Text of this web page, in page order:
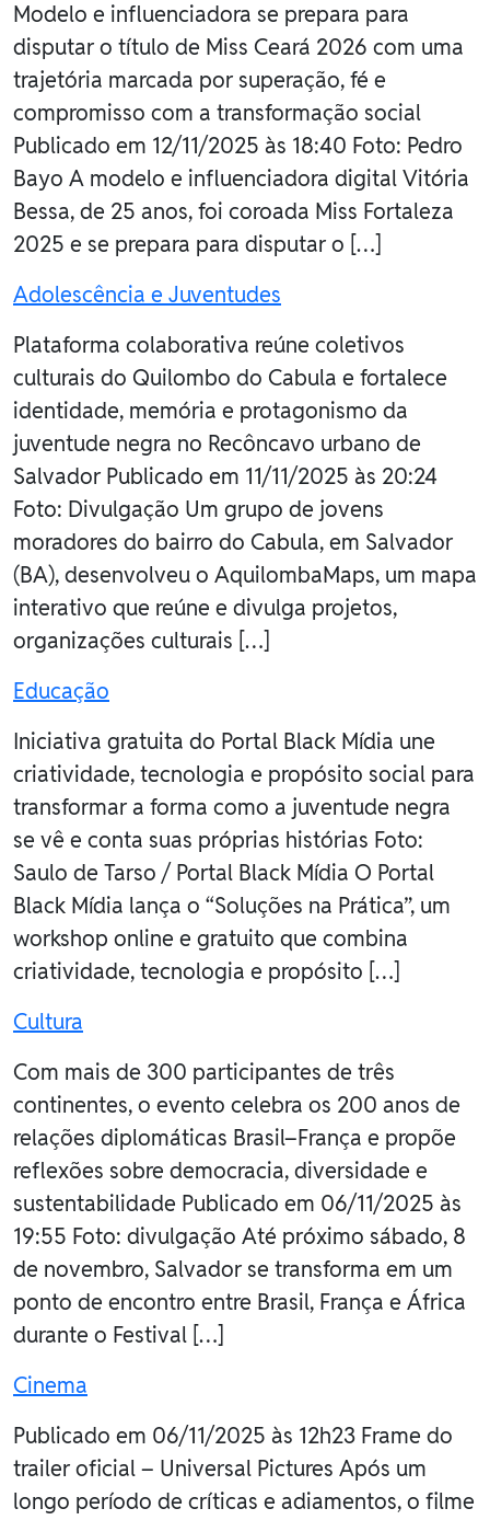
Modelo e influenciadora se prepara para
disputar o título de Miss Ceará 2026 com uma
trajetória marcada por superação, fé e
compromisso com a transformação social
Publicado em 12/11/2025 às 18:40 Foto: Pedro
Bayo A modelo e influenciadora digital Vitória
Bessa, de 25 anos, foi coroada Miss Fortaleza
2025 e se prepara para disputar o […]
Adolescência e Juventudes
Plataforma colaborativa reúne coletivos
culturais do Quilombo do Cabula e fortalece
identidade, memória e protagonismo da
juventude negra no Recôncavo urbano de
Salvador Publicado em 11/11/2025 às 20:24
Foto: Divulgação Um grupo de jovens
moradores do bairro do Cabula, em Salvador
(BA), desenvolveu o AquilombaMaps, um mapa
interativo que reúne e divulga projetos,
organizações culturais […]
Educação
Iniciativa gratuita do Portal Black Mídia une
criatividade, tecnologia e propósito social para
transformar a forma como a juventude negra
se vê e conta suas próprias histórias Foto:
Saulo de Tarso / Portal Black Mídia O Portal
Black Mídia lança o “Soluções na Prática”, um
workshop online e gratuito que combina
criatividade, tecnologia e propósito […]
Cultura
Com mais de 300 participantes de três
continentes, o evento celebra os 200 anos de
relações diplomáticas Brasil–França e propõe
reflexões sobre democracia, diversidade e
sustentabilidade Publicado em 06/11/2025 às
19:55 Foto: divulgação Até próximo sábado, 8
de novembro, Salvador se transforma em um
ponto de encontro entre Brasil, França e África
durante o Festival […]
Cinema
Publicado em 06/11/2025 às 12h23 Frame do
trailer oficial – Universal Pictures Após um
longo período de críticas e adiamentos, o filme